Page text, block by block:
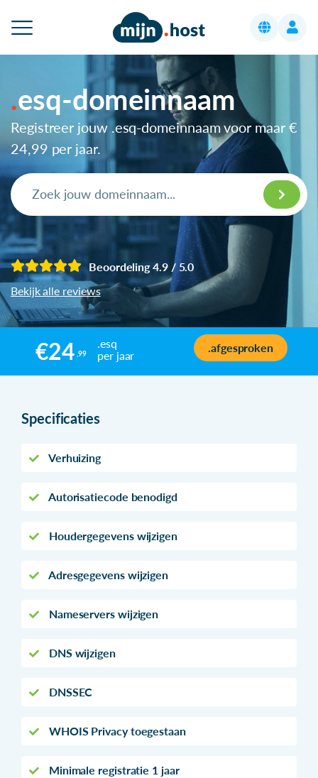
esq-domeinnaam
Registreer jouw .esq-domeinnaam voor maar €
24,99 per jaar.
Beoordeling 4.9 / 5.0
Bekijk alle reviews
€24 ,99
.esq
per jaar
.afgesproken
Specificaties
Verhuizing
Autorisatiecode benodigd
Houdergegevens wijzigen
Adresgegevens wijzigen
Nameservers wijzigen
DNS wijzigen
DNSSEC
WHOIS Privacy toegestaan
Minimale registratie 1 jaar